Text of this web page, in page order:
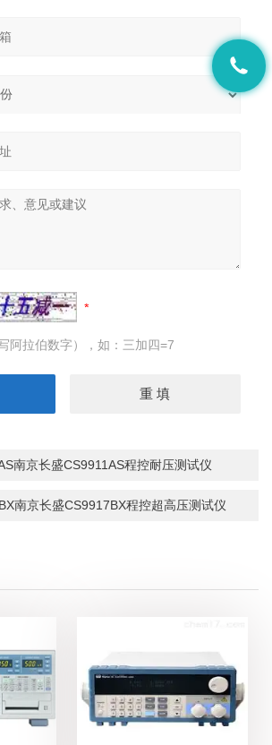
阿拉伯数字），如：三加四=7
南京长盛CS9911AS程控耐压测试仪
南京长盛CS9917BX程控超高压测试仪